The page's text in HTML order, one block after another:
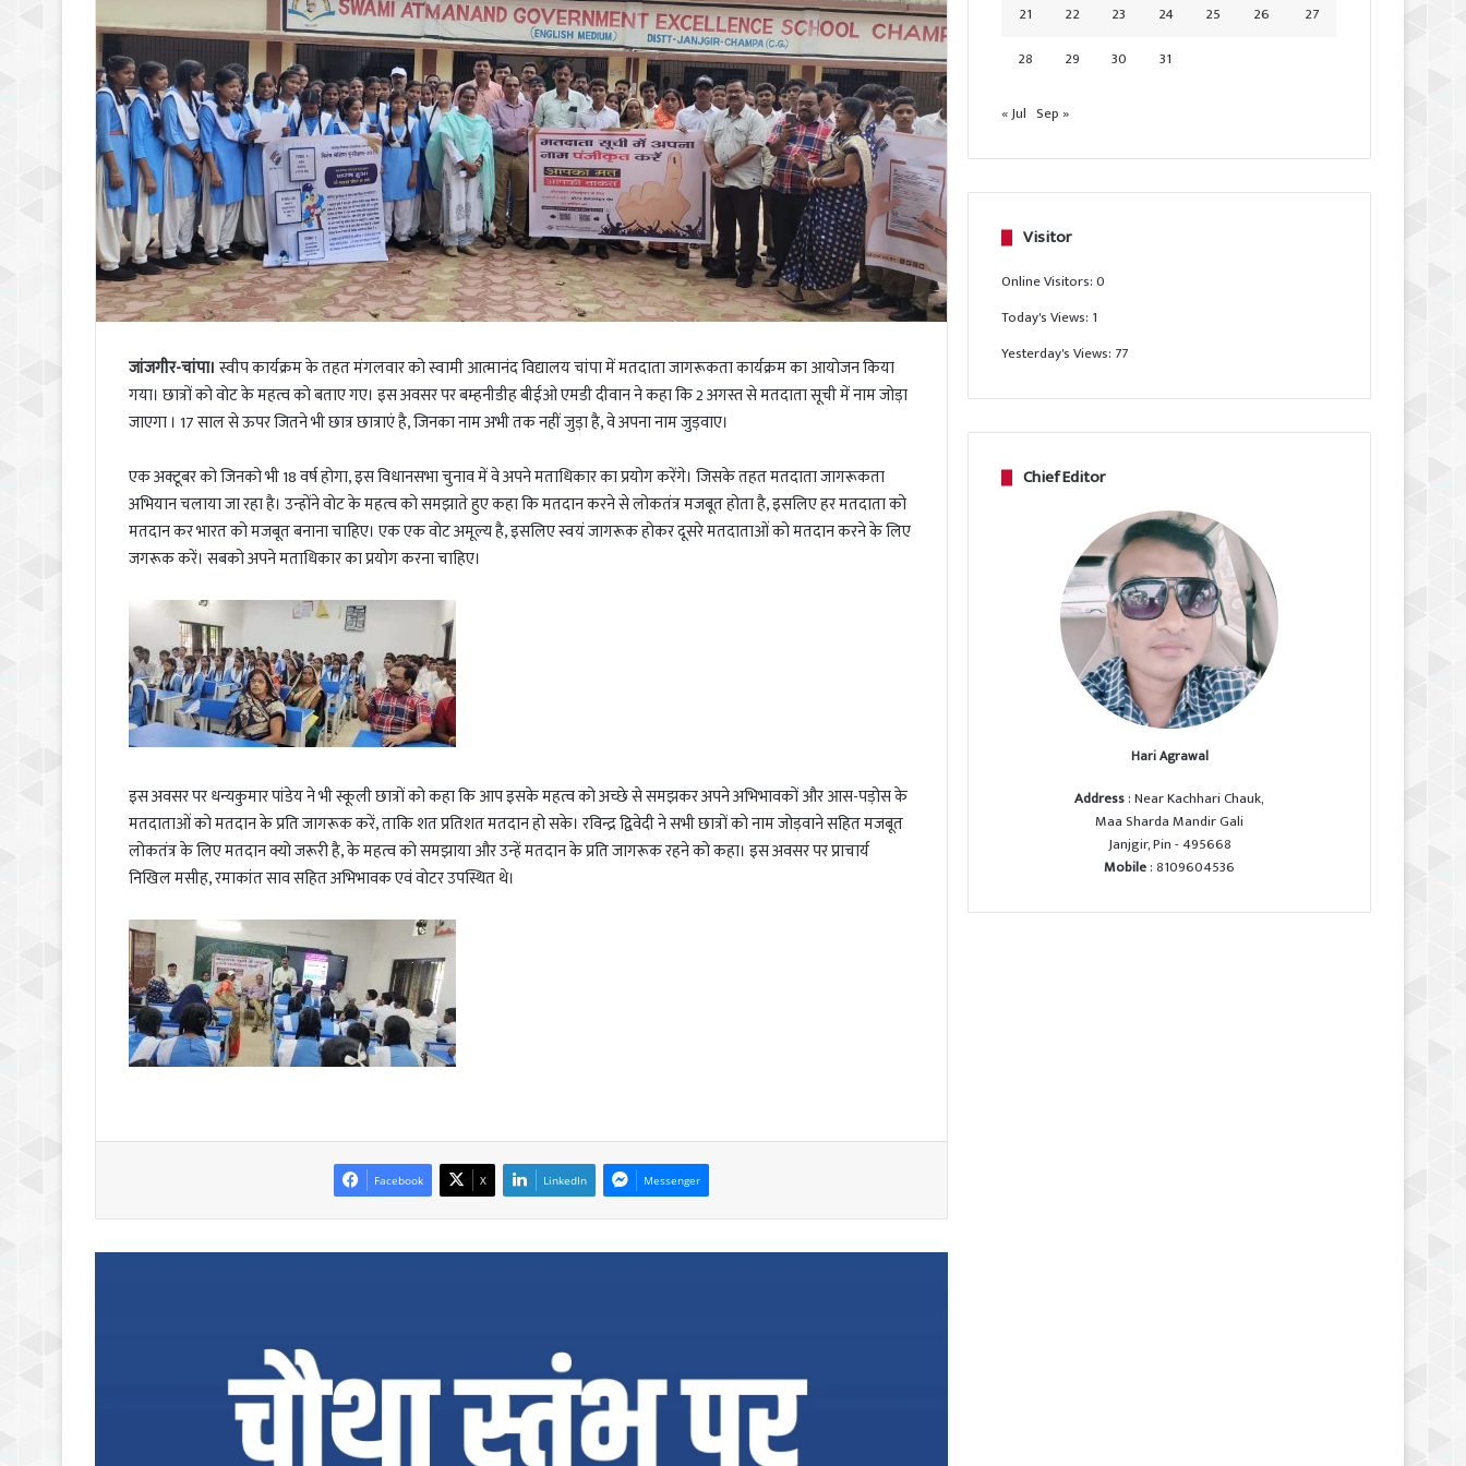
जांजगीर-चांपा। स्वीप कार्यक्रम के तहत मंगलवार को स्वामी आत्मानंद विद्यालय चांपा में मतदाता जागरूकता कार्यक्रम का आयोजन किया
गया। छात्रों को वोट के महत्व को बताए गए। इस अवसर पर बम्हनीडीह बीईओ एमडी दीवान ने कहा कि 2 अगस्त से मतदाता सूची में नाम जोड़ा
जाएगा । 17 साल से ऊपर जितने भी छात्र छात्राएं है, जिनका नाम अभी तक नहीं जुड़ा है, वे अपना नाम जुड़वाए।
एक अक्टूबर को जिनको भी 18 वर्ष होगा, इस विधानसभा चुनाव में वे अपने मताधिकार का प्रयोग करेंगे। जिसके तहत मतदाता जागरूकता
अभियान चलाया जा रहा है। उन्होंने वोट के महत्व को समझाते हुए कहा कि मतदान करने से लोकतंत्र मजबूत होता है, इसलिए हर मतदाता को
मतदान कर भारत को मजबूत बनाना चाहिए। एक एक वोट अमूल्य है, इसलिए स्वयं जागरूक होकर दूसरे मतदाताओं को मतदान करने के लिए
जगरूक करें। सबको अपने मताधिकार का प्रयोग करना चाहिए।
इस अवसर पर धन्यकुमार पांडेय ने भी स्कूली छात्रों को कहा कि आप इसके महत्व को अच्छे से समझकर अपने अभिभावकों और आस-पड़ोस के
मतदाताओं को मतदान के प्रति जागरूक करें, ताकि शत प्रतिशत मतदान हो सके। रविन्द्र द्विवेदी ने सभी छात्रों को नाम जोड़वाने सहित मजबूत
लोकतंत्र के लिए मतदान क्यो जरूरी है, के महत्व को समझाया और उन्हें मतदान के प्रति जागरूक रहने को कहा। इस अवसर पर प्राचार्य
निखिल मसीह, रमाकांत साव सहित अभिभावक एवं वोटर उपस्थित थे।
Facebook X LinkedIn Messenger
21 22 23 24 25 26
27
28
29 30 31
« Jul Sep »
Visitor
Online Visitors:0
Today's Views: 1
Yesterday's Views: 77
Chief Editor
Hari Agrawal
Address: Near Kachhari Chauk,
Maa Sharda Mandir Gali
Janjgir, Pin - 495668
Mobile: 8109604536